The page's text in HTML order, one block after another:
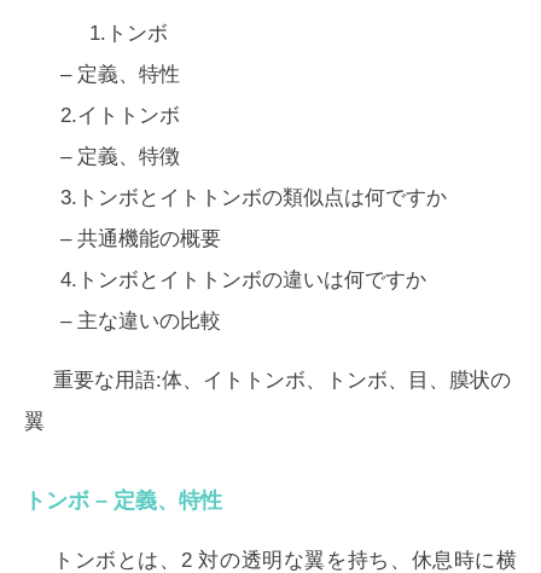
1.トンボ
– 定義、特性
2.イトトンボ
– 定義、特徴
3.トンボとイトトンボの類似点は何ですか
– 共通機能の概要
4.トンボとイトトンボの違いは何ですか
– 主な違いの比較
重要な用語:体、イトトンボ、トンボ、目、膜状の
翼
トンボ – 定義、特性
トンボとは、2 対の透明な翼を持ち、休息時に横